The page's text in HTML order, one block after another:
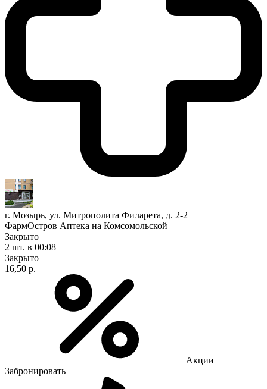
г. Мозырь, ул. Митрополита Филарета, д. 2-2
ФармОстров Аптека на Комсомольской
Закрыто
2 шт. в 00:08
Закрыто
16,50 р.
Акции
Забронировать